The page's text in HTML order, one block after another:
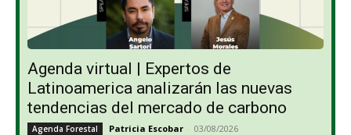
Agenda virtual | Expertos de
Latinoamerica analizarán las nuevas
tendencias del mercado de carbono
Agenda Forestal Patricia Escobar - 03/08/2026